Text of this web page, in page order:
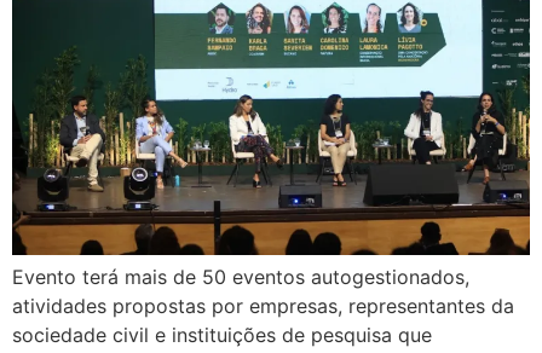
Evento terá mais de 50 eventos autogestionados,
atividades propostas por empresas, representantes da
sociedade civil e instituições de pesquisa que